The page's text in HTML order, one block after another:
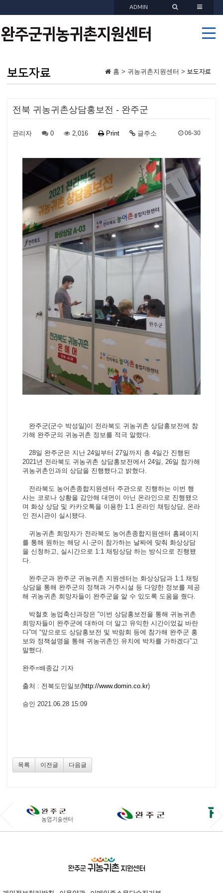
ADMIN
보도자료 홈 > 귀농귀촌지원센터 > 보도자료
전북 귀농귀촌상담홍보전 - 완주군
관리자 0 2,016 Print 글주소 06-30
완주군(군수 박성일)이 전라북도 귀농귀촌 상담홍보전에 참
가해 완주군의 귀농귀촌 정보를 적극 알렸다.
28일 완주군은 지난 24일부터 27일까지 총 4일간 진행된
2021년 전라북도 귀농귀촌 상담홍보전에서 24일, 26일 참가해
귀농귀촌인과의 상담을 진행했다고 밝혔다.
전라북도 농어촌종합지원센터 주관으로 진행하는 이번 행
사는 코로나 상황을 감안해 대면이 아닌 온라인으로 진행됐으
며 화상 상담 및 카카오톡을 이용한 1:1 온라인 채팅상담, 온라
인 전시관이 실시됐다.
귀농귀촌 희망자가 전라북도 농어촌종합지원센터 홈페이지
를 통해 원하는 해당 시·군이 참가하는 날짜에 맞춰 화상상담
을 신청하고, 실시간으로 1:1 채팅상담 하는 방식으로 진행됐
다.
완주군과 완주군 귀농귀촌 지원센터는 화상상담과 1:1 채팅
상담을 통해 완주군의 정책과 거주시설 등 다양한 정보를 제공
해 귀농귀촌 희망자들이 완주군을 알 수 있도록 도움을 줬다.
박철호 농업축산과장은 “이번 상담홍보전을 통해 귀농귀촌
희망자들이 완주군에 대하여 더 알고 유익한 시간이었길 바란
다”며 “앞으로도 상담홍보전 및 박람회 등에 참가해 완주군 홍
보와 정책설명을 통해 귀농귀촌인 유치에 박차를 가하겠다”고
말했다.
완주=배종갑 기자
출처 : 전북도민일보(http://www.domin.co.kr)
승인 2021.06.28 15:09
목록 이전글 다음글